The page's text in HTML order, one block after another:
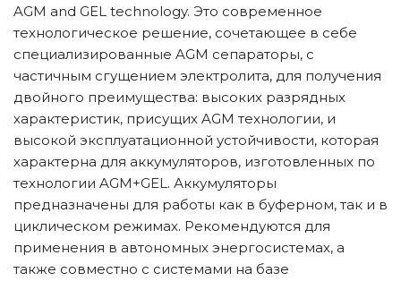
AGM and GEL technology. Это современное
технологическое решение, сочетающее в себе
специализированные AGM сепараторы, с
частичным сгущением электролита, для получения
двойного преимущества: высоких разрядных
характеристик, присущих AGM технологии, и
высокой эксплуатационной устойчивости, которая
характерна для аккумуляторов, изготовленных по
технологии AGM+GEL. Аккумуляторы
предназначены для работы как в буферном, так и в
циклическом режимах. Рекомендуются для
применения в автономных энергосистемах, а
также совместно с системами на базе